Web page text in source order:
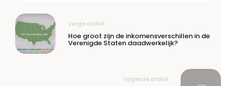
Vorige artikel
Hoe groot zijn de inkomensverschillen in de
Verenigde Staten daadwerkelijk?
Volgende artikel